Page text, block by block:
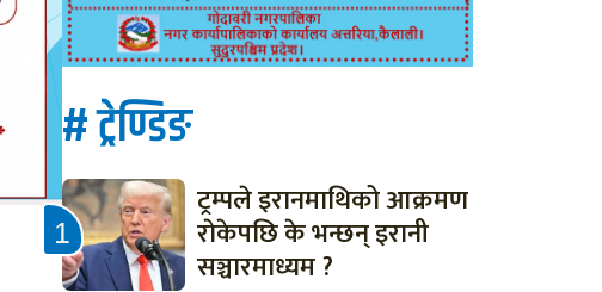
# ट्रेण्डिङ
ट्रम्पले इरानमाथिको आक्रमण
राेकेपछि के भन्छन् इरानी
सञ्चारमाध्यम ?